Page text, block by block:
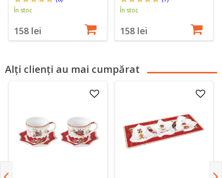
În stoc
158 lei
În stoc
158 lei
Alți clienți au mai cumpărat